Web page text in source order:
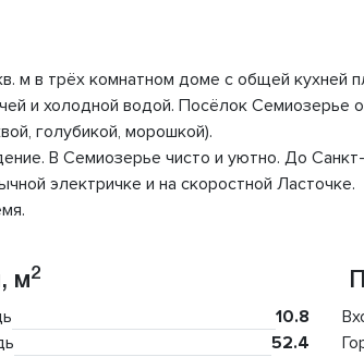
м в трёх комнатном доме с общей
и холодной водой. Посёлок
голубикой, морошкой).
В Семиозерье чисто и уютно. До
электричке и на скоростной Ласточке.
м2
10.8
52.4